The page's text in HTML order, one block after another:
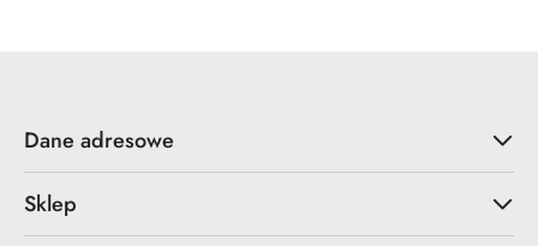
Dane adresowe
Sklep